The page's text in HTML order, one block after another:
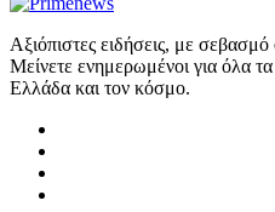
Αξιόπιστες ειδήσεις, με
Μείνετε ενημερωμένοι για όλα
Ελλάδα και τον κόσμο.